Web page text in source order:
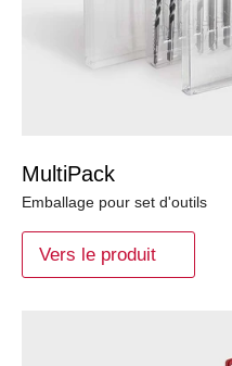
MultiPack
Emballage pour set d'outils
Vers le produit